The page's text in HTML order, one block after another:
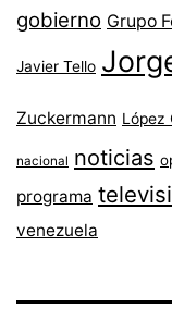
gobierno Grupo
Javier Tello
Zuckermann López
nacional noticias
programa
venezuela